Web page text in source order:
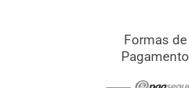
Formas de
Pagamento